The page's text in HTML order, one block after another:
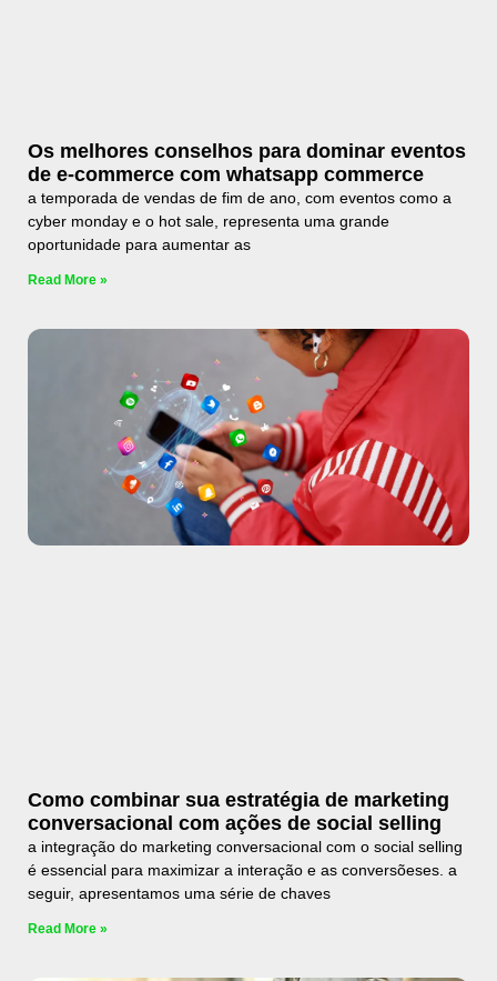
Os melhores conselhos para dominar eventos
de e-commerce com whatsapp commerce
a temporada de vendas de fim de ano, com eventos como a
cyber monday e o hot sale, representa uma grande
oportunidade para aumentar as
Read More »
Como combinar sua estratégia de marketing
conversacional com ações de social selling
a integração do marketing conversacional com o social selling
é essencial para maximizar a interação e as conversõeses. a
seguir, apresentamos uma série de chaves
Read More »